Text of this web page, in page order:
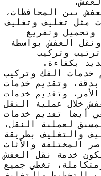
بين المحافظات،
مثل تغليف وتغليف
وتحميل وتفريغ
العفش بواسطة
وتركيب
بكفاءة.
خدمات الفك وتركيب
بدقة، وتقديم خدمات
وتقديم خدمات
أيضا تقديم خدمات
لعملية النقل،
والتغليف بطريقة
خدمة نقل العفش
تغطي جميع